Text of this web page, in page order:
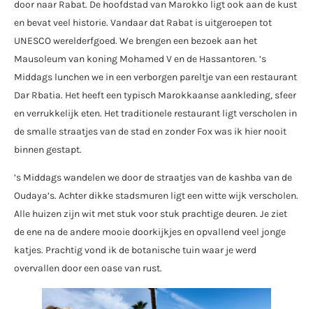
door naar Rabat. De hoofdstad van Marokko ligt ook aan de kust
en bevat veel historie. Vandaar dat Rabat is uitgeroepen tot
UNESCO werelderfgoed. We brengen een bezoek aan het
Mausoleum van koning Mohamed V en de Hassantoren. ’s
Middags lunchen we in een verborgen pareltje van een restaurant
Dar Rbatia. Het heeft een typisch Marokkaanse aankleding, sfeer
en verrukkelijk eten. Het traditionele restaurant ligt verscholen in
de smalle straatjes van de stad en zonder Fox was ik hier nooit
binnen gestapt.
’s Middags wandelen we door de straatjes van de kashba van de
Oudaya’s. Achter dikke stadsmuren ligt een witte wijk verscholen.
Alle huizen zijn wit met stuk voor stuk prachtige deuren. Je ziet
de ene na de andere mooie doorkijkjes en opvallend veel jonge
katjes. Prachtig vond ik de botanische tuin waar je werd
overvallen door een oase van rust.